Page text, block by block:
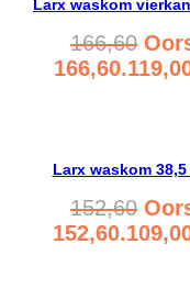
Larx waskom
166,60
166,60.
Larx waskom
152,60
152,60.